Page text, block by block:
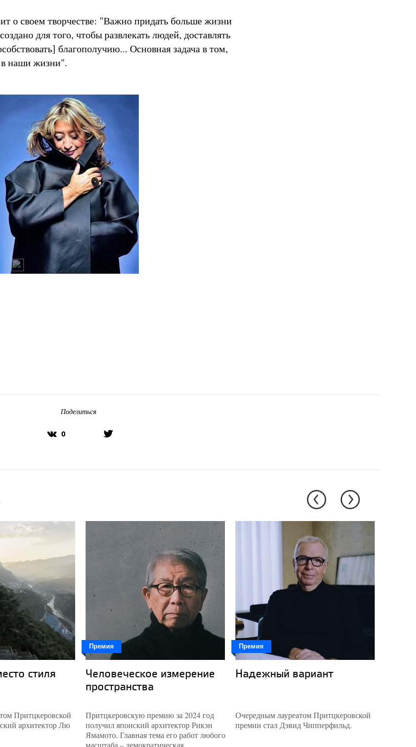
о своем творчестве: "Важно придать больше жизни
для того, чтобы развлекать людей, доставлять
благополучию... Основная задача в том,
в наши жизни".
Поделиться
0
стиля
Притцкеровской
архитектор Лю
Премия
Человеческое измерение
пространства
Притцкеровскую премию за 2024 год
получил японский архитектор Рикэн
Ямамото. Главная тема его работ любого
масштаба – демократическая
Премия
Надежный вариант
Очередным лауреатом Притцкеровской
премии стал Дэвид Чипперфильд.